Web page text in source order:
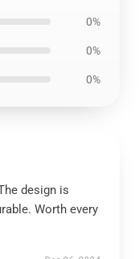
0%
0%
0%
design is
Worth every